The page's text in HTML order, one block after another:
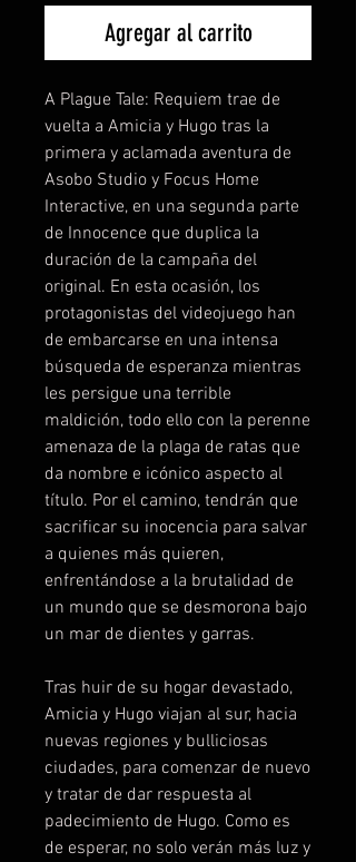
Agregar al carrito
A Plague Tale: Requiem trae de
vuelta a Amicia y Hugo tras la
primera y aclamada aventura de
Asobo Studio y Focus Home
Interactive, en una segunda parte
de Innocence que duplica la
duración de la campaña del
original. En esta ocasión, los
protagonistas del videojuego han
de embarcarse en una intensa
búsqueda de esperanza mientras
les persigue una terrible
maldición, todo ello con la perenne
amenaza de la plaga de ratas que
da nombre e icónico aspecto al
título. Por el camino, tendrán que
sacrificar su inocencia para salvar
a quienes más quieren,
enfrentándose a la brutalidad de
un mundo que se desmorona bajo
un mar de dientes y garras.
Tras huir de su hogar devastado,
Amicia y Hugo viajan al sur, hacia
nuevas regiones y bulliciosas
ciudades, para comenzar de nuevo
y tratar de dar respuesta al
padecimiento de Hugo. Como es
de esperar, no solo verán más luz y